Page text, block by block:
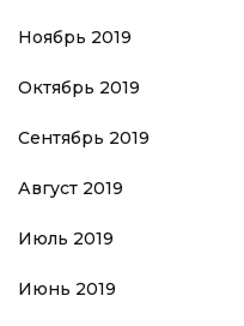
Ноябрь 2019
Октябрь 2019
Сентябрь 2019
Август 2019
Июль 2019
Июнь 2019